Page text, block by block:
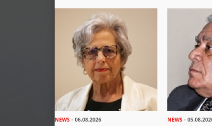
NEWS - 06.08.2026 NEWS -